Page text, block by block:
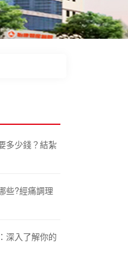
多少錢？結紮
些?經痛調理
深入了解你的